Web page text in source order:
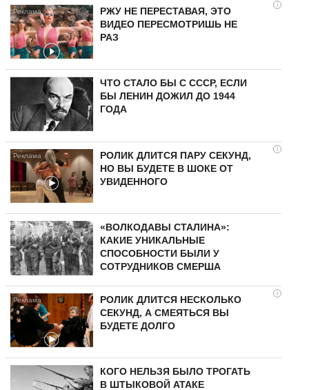
i
РЖУ НЕ ПЕРЕСТАВАЯ, ЭТО
ВИДЕО ПЕРЕСМОТРИШЬ НЕ
РАЗ
ЧТО СТАЛО БЫ С СССР, ЕСЛИ
БЫ ЛЕНИН ДОЖИЛ ДО 1944
ГОДА
i
РОЛИК ДЛИТСЯ ПАРУ СЕКУНД,
НО ВЫ БУДЕТЕ В ШОКЕ ОТ
УВИДЕННОГО
«ВОЛКОДАВЫ СТАЛИНА»:
КАКИЕ УНИКАЛЬНЫЕ
СПОСОБНОСТИ БЫЛИ У
СОТРУДНИКОВ СМЕРША
i
РОЛИК ДЛИТСЯ НЕСКОЛЬКО
СЕКУНД, А СМЕЯТЬСЯ ВЫ
БУДЕТЕ ДОЛГО
КОГО НЕЛЬЗЯ БЫЛО ТРОГАТЬ
В ШТЫКОВОЙ АТАКЕ